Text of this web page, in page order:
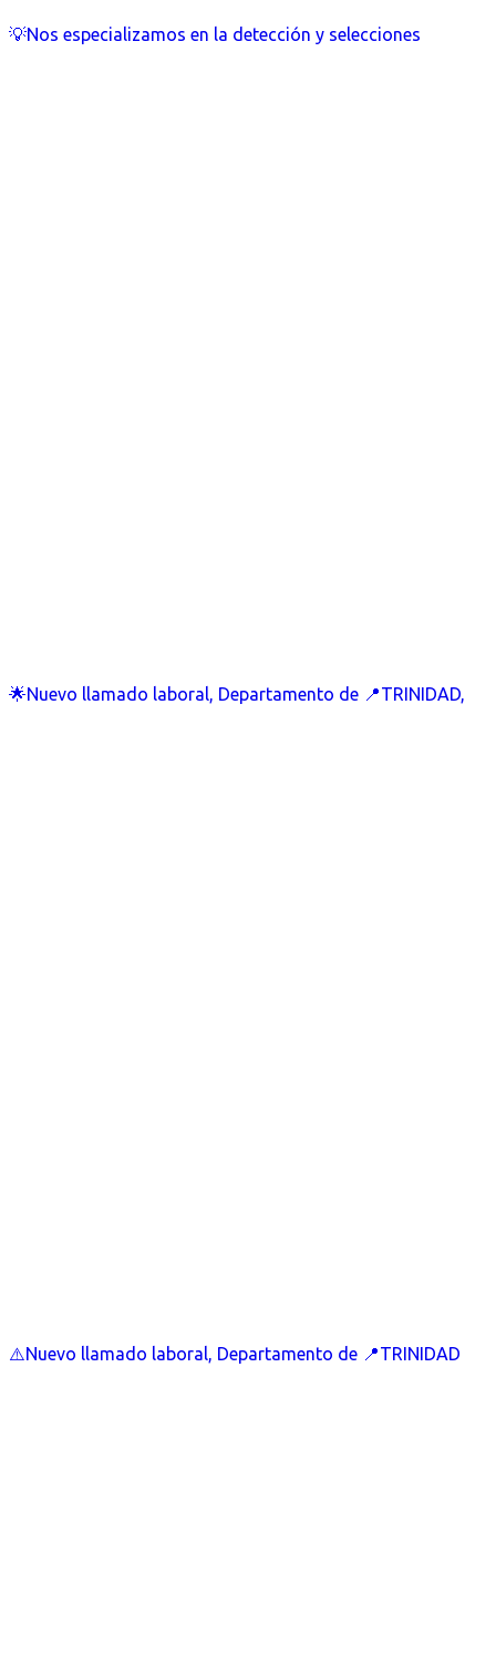
💡Nos especializamos en la detección y selecciones
🌟Nuevo llamado laboral, Departamento de 📍TRINIDAD,
⚠️Nuevo llamado laboral, Departamento de 📍TRINIDAD